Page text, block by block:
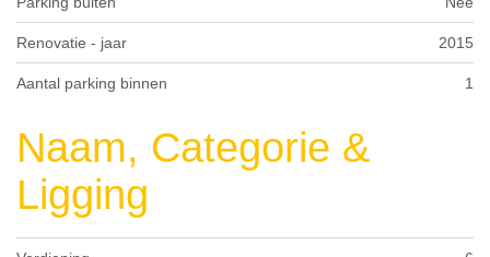
Renovatie - jaar 2015
Aantal parking binnen 1
Naam, Categorie &
Ligging